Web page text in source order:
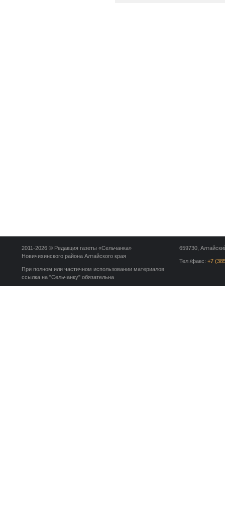
659730,
Тел./факс: +7
2011-2026 © Редакция газеты «Сельчанка»
Новичихинского района Алтайского края
При полном или частичном использовании материалов
ссылка на "Сельчанку" обязательна